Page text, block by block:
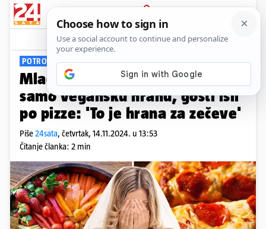
PRIJAVA
Viral Komentari
POTROŠILA BOGATSTVO NA VEGANSKI MENU
Mladenka na svadbi servirala
samo vegansku hranu, gosti išli
po pizze: 'To je hrana za zečeve'
Piše24sata, četvrtak, 14.11.2024. u 13:53
Čitanje članka: 2 min